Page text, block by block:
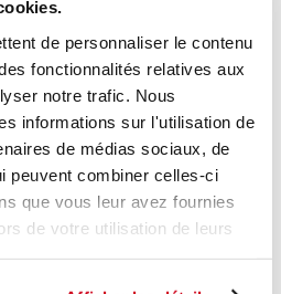
de personnaliser le contenu
fonctionnalités relatives aux
notre trafic. Nous
informations sur l'utilisation de
de médias sociaux, de
peuvent combiner celles-ci
que vous leur avez fournies
de votre utilisation de leurs
arrière
1 en stock
FORD PUMA 2 2022
23,00 € TTC
DÉCOUVRIR